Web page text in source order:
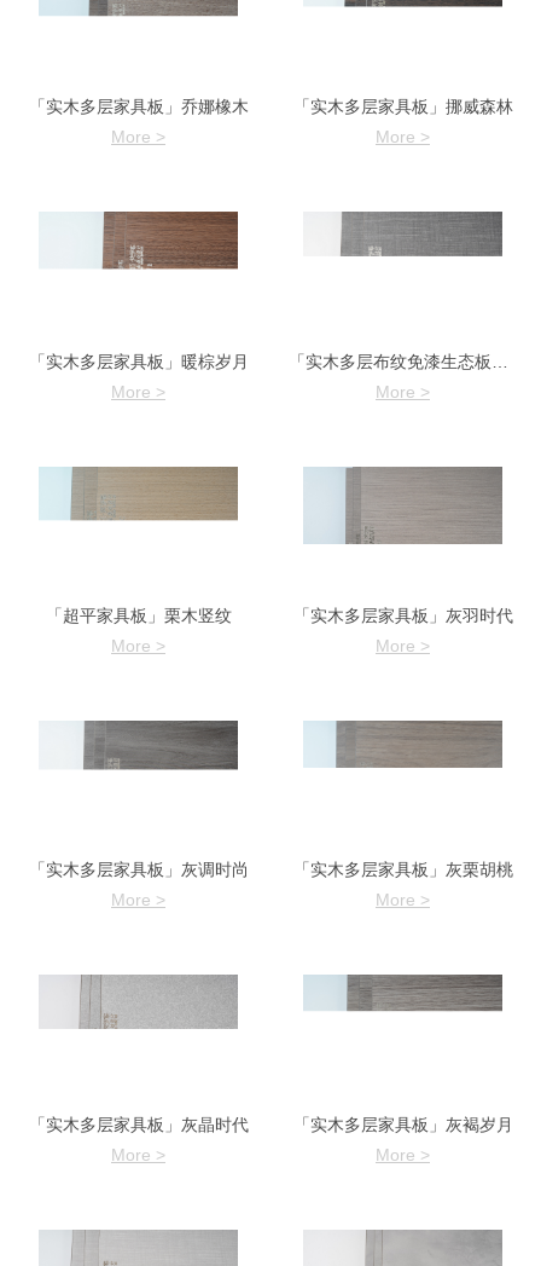
「实木多层家具板」乔娜橡木
More >
「实木多层家具板」挪威森林
More >
「实木多层家具板」暖棕岁月
More >
More >
「超平家具板」栗木竖纹
More >
「实木多层家具板」灰羽时代
More >
「实木多层家具板」灰调时尚
More >
「实木多层家具板」灰栗胡桃
More >
「实木多层家具板」灰晶时代
More >
「实木多层家具板」灰褐岁月
More >